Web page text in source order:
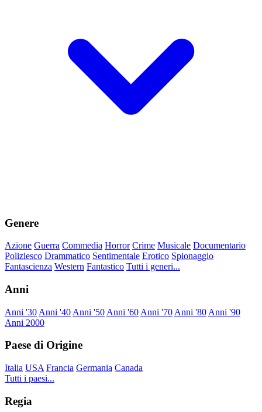
Genere
Azione Guerra Commedia Horror Crime Musicale Documentario
Poliziesco Drammatico Sentimentale Erotico Spionaggio
Fantascienza Western Fantastico Tutti i generi...
Anni
Anni '30 Anni '40 Anni '50 Anni '60 Anni '70 Anni '80 Anni '90
Anni 2000
Paese di Origine
Italia USA Francia Germania Canada
Tutti i paesi...
Regia